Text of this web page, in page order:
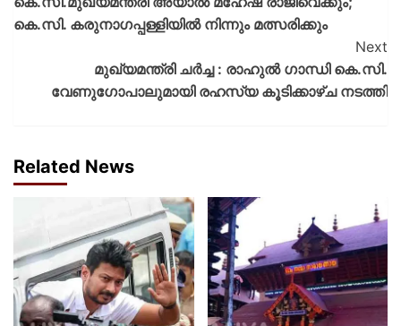
കെ.സി. കരുനാഗപ്പള്ളിയിൽ നിന്നും മത്സരിക്കും
Next
മുഖ്യമന്ത്രി ചർച്ച : രാഹുല്‍ ഗാന്ധി കെ.സി.
വേണുഗോപാലുമായി രഹസ്യ കൂടിക്കാഴ്ച നടത്തി
Related News